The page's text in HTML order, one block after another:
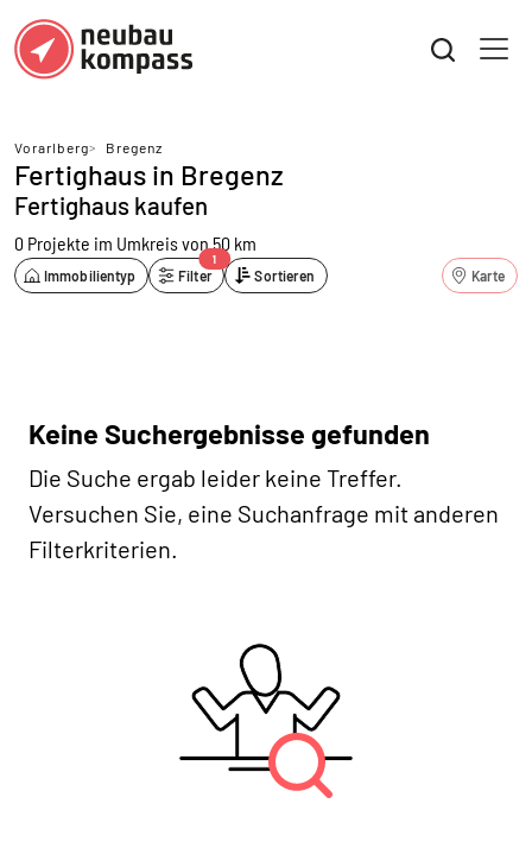
Vorarlberg> Bregenz
Fertighaus in Bregenz
Fertighaus kaufen
0 Projekte im Umkreis von 50 km
Immobilientyp Filter
1
Sortieren Karte
Keine Suchergebnisse gefunden
Die Suche ergab leider keine Treffer.
Versuchen Sie, eine Suchanfrage mit anderen
Filterkriterien.